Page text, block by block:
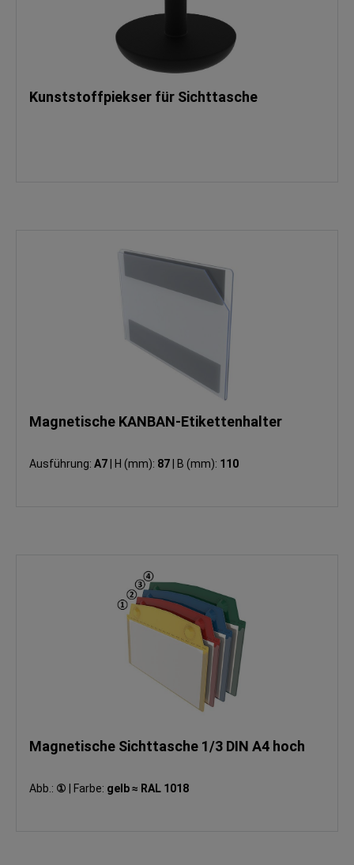
Kunststoffpiekser für Sichttasche
Magnetische KANBAN-Etikettenhalter
Ausführung: A7 H (mm): 87 B (mm): 110
Magnetische Sichttasche 1/3 DIN A4 hoch
Abb.: ① Farbe: gelb ≈ RAL 1018